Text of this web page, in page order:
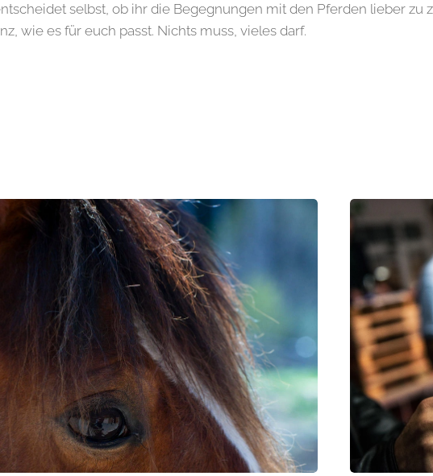
selbst, ob ihr die Begegnungen mit den Pferden lieber
wie es für euch passt. Nichts muss, vieles darf.